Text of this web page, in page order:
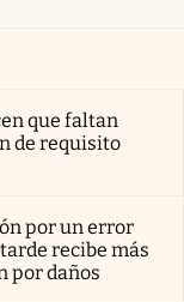
que faltan
de requisito
por un error
recibe más
por daños